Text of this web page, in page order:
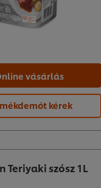
vásárlás
kérek
Teriyaki szósz 1L